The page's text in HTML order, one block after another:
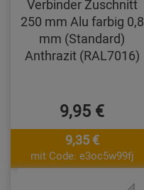
Verbinder Zuschnitt
250 mm Alu farbig 0,8
mm (Standard)
Anthrazit (RAL7016)
9,95 €
9,35 €
mit Code: e3oc5w99fj